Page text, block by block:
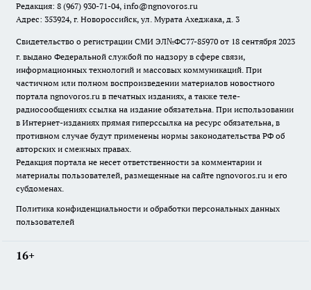
Редакция: 8 (967) 930-71-04, info@ngnovoros.ru
Адрес: 353924, г. Новороссийск, ул. Мурата Ахеджака, д. 3
Свидетельство о регистрации СМИ ЭЛ№ФС77-85970 от 18 сентября 2023
г. выдано Федеральной службой по надзору в сфере связи,
информационных технологий и массовых коммуникаций. При
частичном или полном воспроизведении материалов новостного
портала ngnovoros.ru в печатных изданиях, а также теле-
радиосообщениях ссылка на издание обязательна. При использовании
в Интернет-изданиях прямая гиперссылка на ресурс обязательна, в
противном случае будут применены нормы законодательства РФ об
авторских и смежных правах.
Редакция портала не несет ответственности за комментарии и
материалы пользователей, размещенные на сайте ngnovoros.ru и его
субдоменах.
Политика конфиденциальности и обработки персональных данных
пользователей
16+